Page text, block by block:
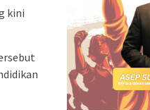
kini